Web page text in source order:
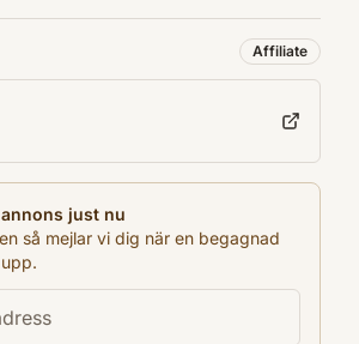
humour, Moby Dick
timeless inquiry into
and the nature of
Affiliate
just nu
så mejlar vi dig när en begagnad